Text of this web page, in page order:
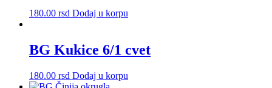
na
stranici
180.00 rsd Dodaj u korpu
BG Kukice 6/1 cvet
180.00 rsd Dodaj u korpu